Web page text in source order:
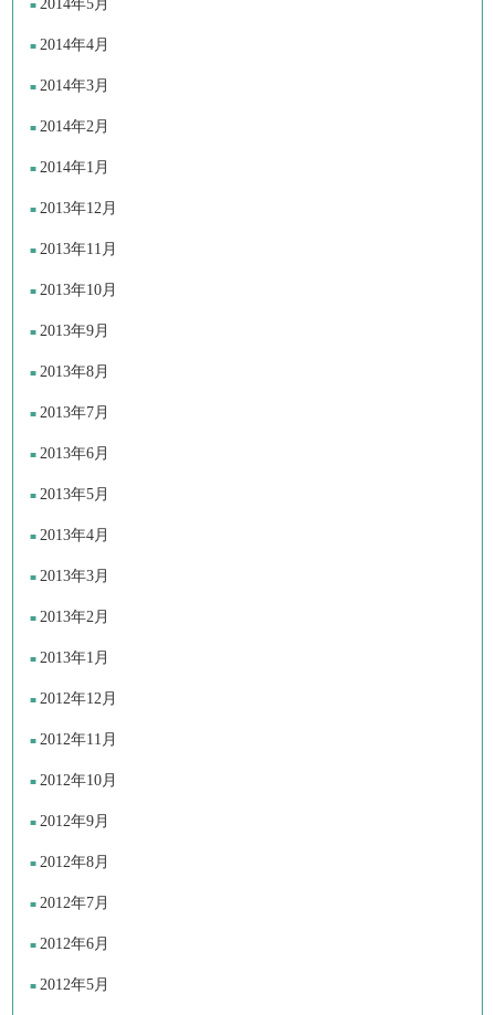
2014年5月
2014年4月
2014年3月
2014年2月
2014年1月
2013年12月
2013年11月
2013年10月
2013年9月
2013年8月
2013年7月
2013年6月
2013年5月
2013年4月
2013年3月
2013年2月
2013年1月
2012年12月
2012年11月
2012年10月
2012年9月
2012年8月
2012年7月
2012年6月
2012年5月